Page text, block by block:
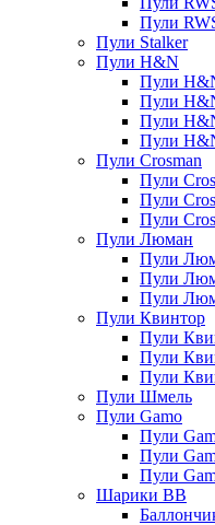
Пули
Пули Stalker
Пули H&N
Пули
Пули
Пули
Пули
Пули Crosman
Пули
Пули
Пули
Пули Люман
Пули
Пули
Пули
Пули Квинтор
Пули
Пули
Пули
Пули Шмель
Пули Gamo
Пули
Пули
Пули
Шарики BB